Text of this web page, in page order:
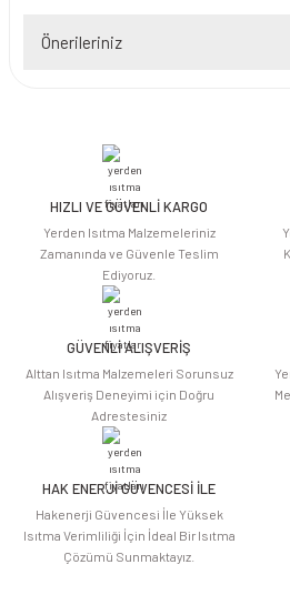
Önerileriniz
iletebilirsiniz.
Görüş ve önerileriniz için teşekkür ederiz.
Ürün açıklamasında eksik bilgiler
Ürün bilgilerinde hatalar bulunuyor.
Ürün fiyatı diğer sitelerden daha pahalı.
Bu ürüne benzer farklı alternatifler olmalı.
HIZLI VE GÜVENLİ KARGO
Yerden Isıtma Malzemeleriniz
Zamanında ve Güvenle Teslim
Ediyoruz.
GÜVENLİ ALIŞVERİŞ
Alttan Isıtma Malzemeleri Sorunsuz
Alışveriş Deneyimi için Doğru
Adrestesiniz
HAK ENERJİ GÜVENCESİ İLE
Hakenerji Güvencesi İle Yüksek
Isıtma Verimliliği İçin İdeal Bir Isıtma
Çözümü Sunmaktayız.